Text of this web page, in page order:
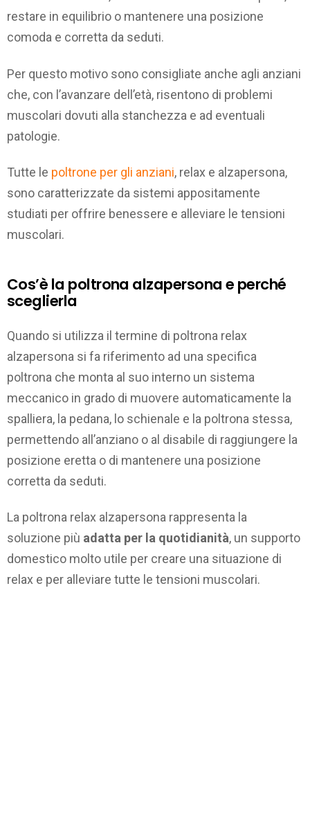
restare in equilibrio o mantenere una posizione
comoda e corretta da seduti.
Per questo motivo sono consigliate anche agli anziani
che, con l’avanzare dell’età, risentono di problemi
muscolari dovuti alla stanchezza e ad eventuali
patologie.
Tutte le poltrone per gli anziani, relax e alzapersona,
sono caratterizzate da sistemi appositamente
studiati per offrire benessere e alleviare le tensioni
muscolari.
Cos’è la poltrona alzapersona e perché
sceglierla
Quando si utilizza il termine di poltrona relax
alzapersona si fa riferimento ad una specifica
poltrona che monta al suo interno un sistema
meccanico in grado di muovere automaticamente la
spalliera, la pedana, lo schienale e la poltrona stessa,
permettendo all’anziano o al disabile di raggiungere la
posizione eretta o di mantenere una posizione
corretta da seduti.
La poltrona relax alzapersona rappresenta la
soluzione più adatta per la quotidianità, un supporto
domestico molto utile per creare una situazione di
relax e per alleviare tutte le tensioni muscolari.